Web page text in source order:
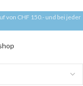
von CHF 150.- und bei jeder